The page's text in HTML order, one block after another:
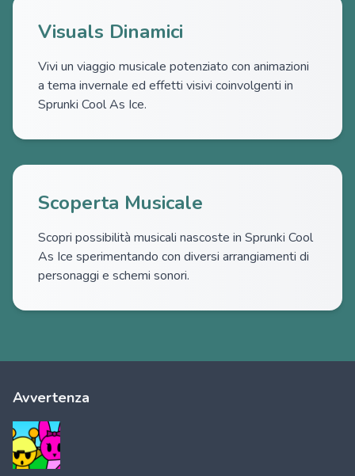
Visuals Dinamici
Vivi un viaggio musicale potenziato con animazioni
a tema invernale ed effetti visivi coinvolgenti in
Sprunki Cool As Ice.
Scoperta Musicale
Scopri possibilità musicali nascoste in Sprunki Cool
As Ice sperimentando con diversi arrangiamenti di
personaggi e schemi sonori.
Avvertenza